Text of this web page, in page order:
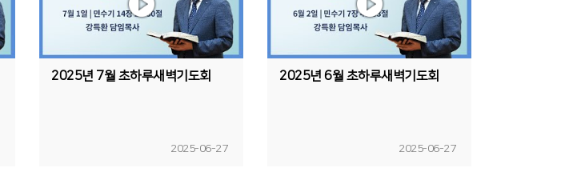
2025년 7월 초하루새벽기도회
2025-06-27
2025년 6월 초하루새벽기도회
2025-06-27